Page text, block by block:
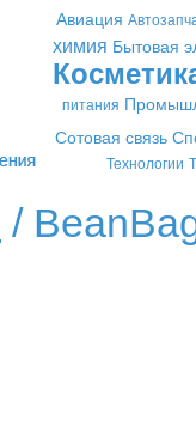
Авиация
химия Бытовая
питания
Сотовая связь
Технологии
/